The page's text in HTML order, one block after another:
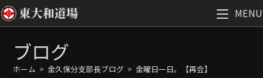
MENU
ブログ
ホーム > 金久保分支部長ブログ > 金曜日一日。【再会】